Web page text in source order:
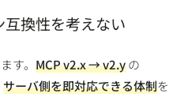
換性を考えない
す。MCP v2.x → v2.yの
サーバ側を即対応できる体制を